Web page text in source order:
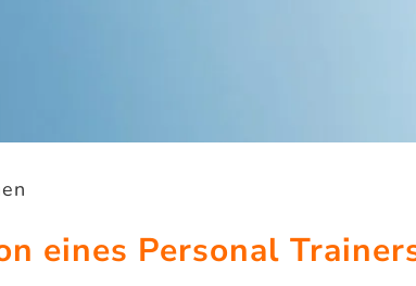
eines Personal